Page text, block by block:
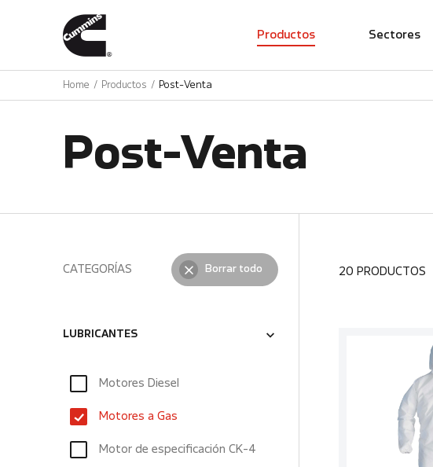
Productos Sectores
Home Productos Post-Venta
Post-Venta
CATEGORÍAS Borrar todo
LUBRICANTES
Motores Diesel
Motores a Gas
Motor de especificación CK-4
20 PRODUCTOS